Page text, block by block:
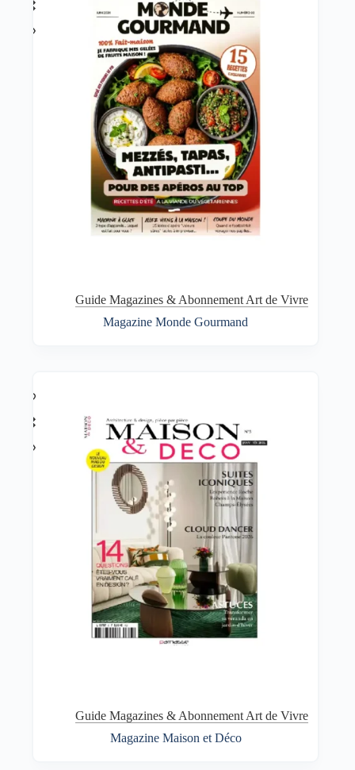
Guide Magazines & Abonnement Art de Vivre
Magazine Monde Gourmand
Guide Magazines & Abonnement Art de Vivre
Magazine Maison et Déco